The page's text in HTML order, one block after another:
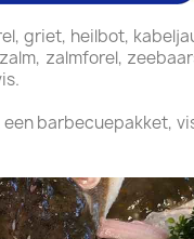
griet, heilbot,
zalmforel,
barbecuepakket,